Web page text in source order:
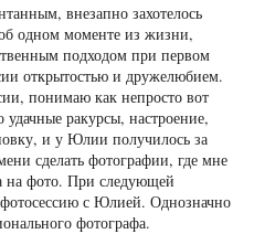
внезапно захотелось
одном моменте из жизни,
подходом при первом
открытостью и дружелюбием.
понимаю как непросто вот
удачные ракурсы, настроение,
и у Юлии получилось за
сделать фотографии, где мне
на фото. При следующей
с Юлией. Однозначно
фотографа.